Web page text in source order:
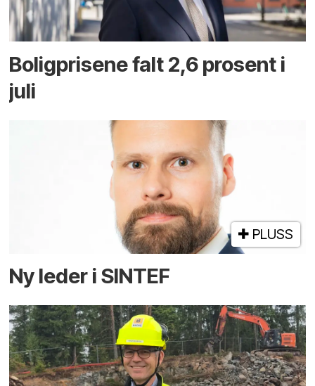
Boligprisene falt 2,6 prosent i
juli
PLUSS
Ny leder i SINTEF